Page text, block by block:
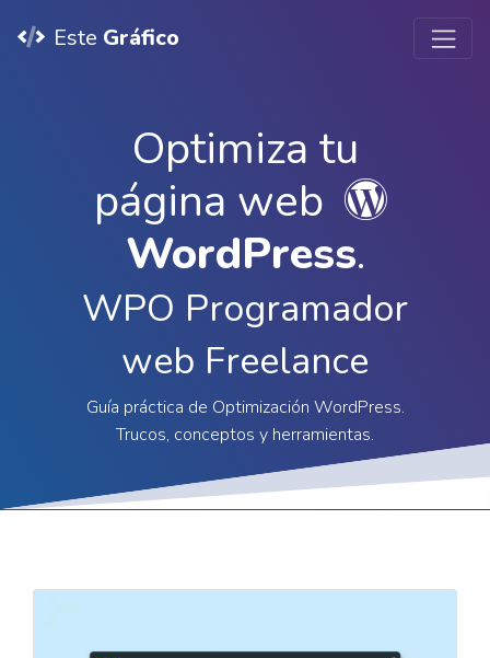
Este Gráfico
Optimiza tu
página web
WordPress.
WPO Programador
web Freelance
Guía práctica de Optimización WordPress.
Trucos, conceptos y herramientas.